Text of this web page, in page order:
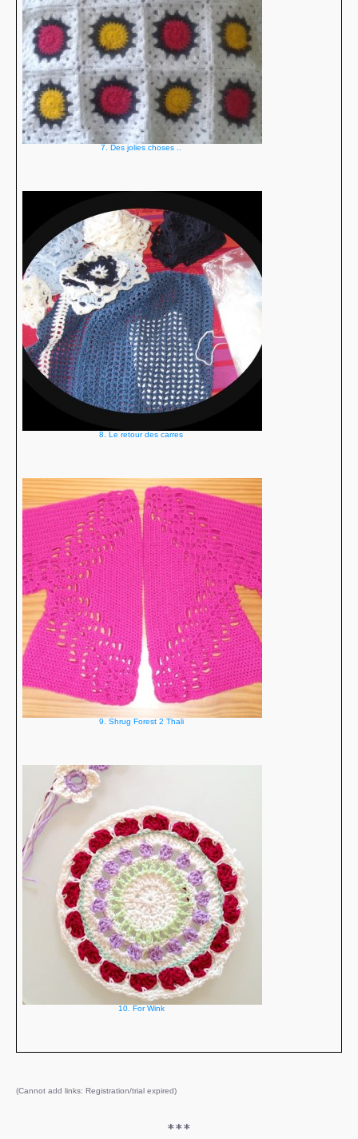
7. Des jolies choses ..
8. Le retour des carres
9. Shrug Forest 2 Thali
10. For Wink
(Cannot add links: Registration/trial expired)
***